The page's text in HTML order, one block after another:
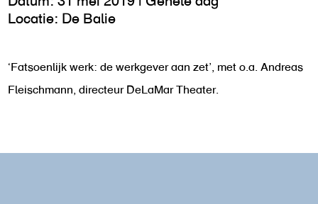
Locatie: De Balie
‘Fatsoenlijk werk: de werkgever aan zet’, met o.a. Andreas
Fleischmann, directeur DeLaMar Theater.